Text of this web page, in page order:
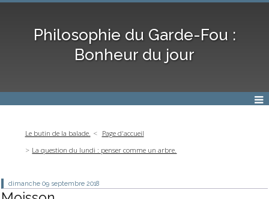
Philosophie du Garde-Fou :
Bonheur du jour
Le butin de la balade.
Page d'accueil
La question du lundi : penser comme un arbre.
dimanche 09 septembre 2018